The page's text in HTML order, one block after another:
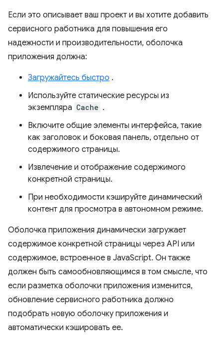
Если это описывает ваш проект и вы хотите добавить
сервисного работника для повышения его
надежности и производительности, оболочка
приложения должна:
Загружайтесь быстро .
Используйте статические ресурсы из
экземпляра Cache .
Включите общие элементы интерфейса, такие
как заголовок и боковая панель, отдельно от
содержимого страницы.
Извлечение и отображение содержимого
конкретной страницы.
При необходимости кэшируйте динамический
контент для просмотра в автономном режиме.
Оболочка приложения динамически загружает
содержимое конкретной страницы через API или
содержимое, встроенное в JavaScript. Он также
должен быть самообновляющимся в том смысле, что
если разметка оболочки приложения изменится,
обновление сервисного работника должно
подобрать новую оболочку приложения и
автоматически кэшировать ее.